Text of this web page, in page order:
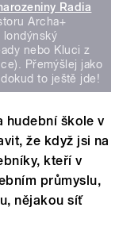
Radia
Archa+
londýnský
nebo Kluci z
Přemýšlej jako
to ještě jde!
hudební škole v
že když jsi na
kteří v
průmyslu,
nějakou síť